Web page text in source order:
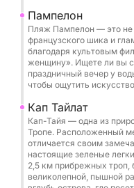
Острова Поркероль
Дикие бухты
Корсика и
Идеально подходит
Девичников/
Частных поездок •
Заключение Уборка
Забронируйте
Пампелон
Пляж Пампелон — это не
французского шика и
благодаря культовым
женщину». Ищете ли вы
праздничный вечер у
чтобы ощутить
Кап Тайлат
Кап-Тайя — одна из
Тропе. Расположенный
отличается своим
настоящие зеленые
2,5 км прибрежных троп,
великолепной, пышной